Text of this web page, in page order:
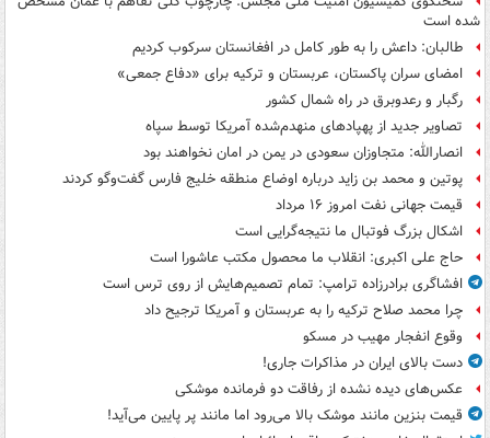
شده است
طالبان: داعش را به طور کامل در افغانستان سرکوب کردیم
امضای سران پاکستان، عربستان و ترکیه برای «دفاع جمعی»
رگبار و رعدوبرق در راه شمال کشور
تصاویر جدید از پهپادهای منهدم‌شده آمریکا توسط سپاه
انصارالله: متجاوزان سعودی در یمن در امان نخواهند بود
پوتین و محمد بن زاید درباره اوضاع منطقه خلیج فارس گفت‌وگو کردند
قیمت جهانی نفت امروز ۱۶ مرداد
اشکال بزرگ فوتبال ما نتیجه‌گرایی است
حاج علی اکبری: انقلاب ما محصول مکتب عاشورا است
افشاگری برادرزاده ترامپ: تمام تصمیم‌هایش از روی ترس است
چرا محمد صلاح ترکیه را به عربستان و آمریکا ترجیح داد
وقوع انفجار مهیب در مسکو
دست بالای ایران در مذاکرات جاری!
عکس‌های دیده نشده از رفاقت دو فرمانده‌ موشکی
قیمت بنزین مانند موشک بالا می‌رود اما مانند پر پایین می‌آید!